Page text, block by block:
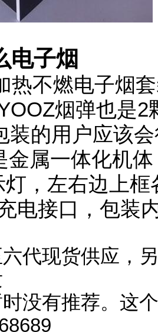
电子烟
热不燃电子烟
烟弹也是
装的用户应该
金属一体化机
灯，左右边上
电接口，包装
代现货供应，
没有推荐。这